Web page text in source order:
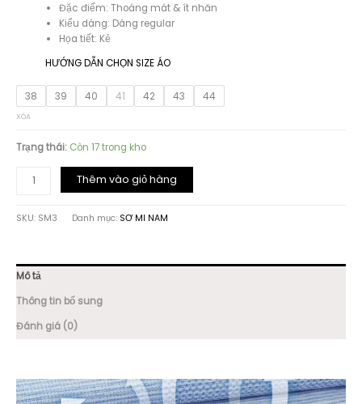
Đặc điểm: Thoáng mát & ít nhăn
Kiểu dáng: Dáng regular
Họa tiết: Kẻ
HƯỚNG DẪN CHỌN SIZE ÁO
38 39 40 41 42 43 44
XÓA
Trạng thái: Còn 17 trong kho
XANH
SỢI
TRE
SM3
lượng
Thêm vào giỏ hàng
SKU: SM3 Danh mục: SƠ MI NAM
Mô tả
Thông tin bổ sung
Đánh giá (0)